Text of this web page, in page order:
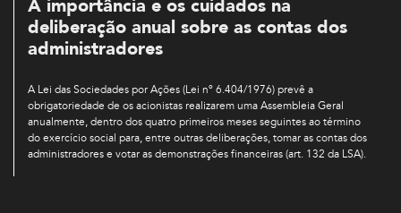
A importância e os cuidados na
deliberação anual sobre as contas dos
administradores
A Lei das Sociedades por Ações (Lei nº 6.404/1976) prevê a
obrigatoriedade de os acionistas realizarem uma Assembleia Geral
anualmente, dentro dos quatro primeiros meses seguintes ao término
do exercício social para, entre outras deliberações, tomar as contas dos
administradores e votar as demonstrações financeiras (art. 132 da LSA).